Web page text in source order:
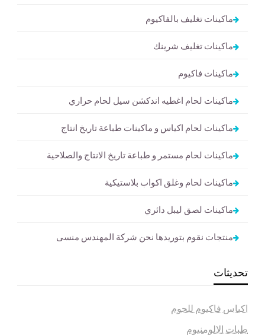
ماكينات تغليف بالفاكيوم
ماكينات تغليف شرينك
ماكينات فاكيوم
ماكينات لحام اغطيه اندكشن سيل لحام حراري
ماكينات لحام اكياس و ماكينات طباعة تاريخ انتاج
ماكينات لحام مستمر و طباعة تاريخ الانتاج والصلاحية
ماكينات لحام وغلق اكواب بلاستيكية
ماكينات لصق ليبل دائري
منتجات نقوم بتوريدها نحن شركة المهندس منسى
تحديثات
اكياس فاكيوم للحوم
طبات الالومنيوم